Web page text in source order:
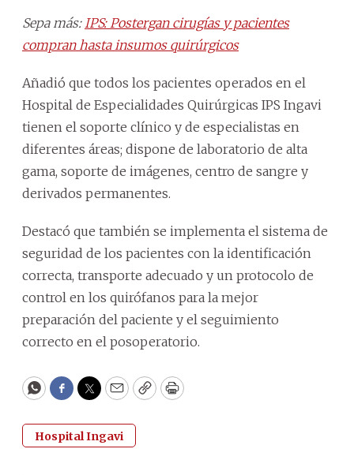
Sepa más: IPS: Postergan cirugías y pacientes
compran hasta insumos quirúrgicos
Añadió que todos los pacientes operados en el
Hospital de Especialidades Quirúrgicas IPS Ingavi
tienen el soporte clínico y de especialistas en
diferentes áreas; dispone de laboratorio de alta
gama, soporte de imágenes, centro de sangre y
derivados permanentes.
Destacó que también se implementa el sistema de
seguridad de los pacientes con la identificación
correcta, transporte adecuado y un protocolo de
control en los quirófanos para la mejor
preparación del paciente y el seguimiento
correcto en el posoperatorio.
WhatsApp
Facebook
Twitter
EmailCopyPrint
Hospital Ingavi